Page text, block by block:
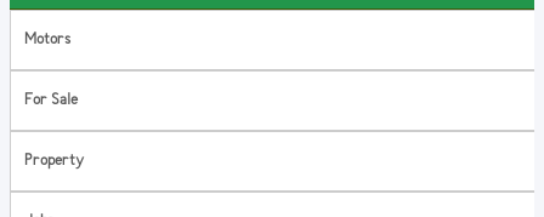
Motors
For Sale
Property